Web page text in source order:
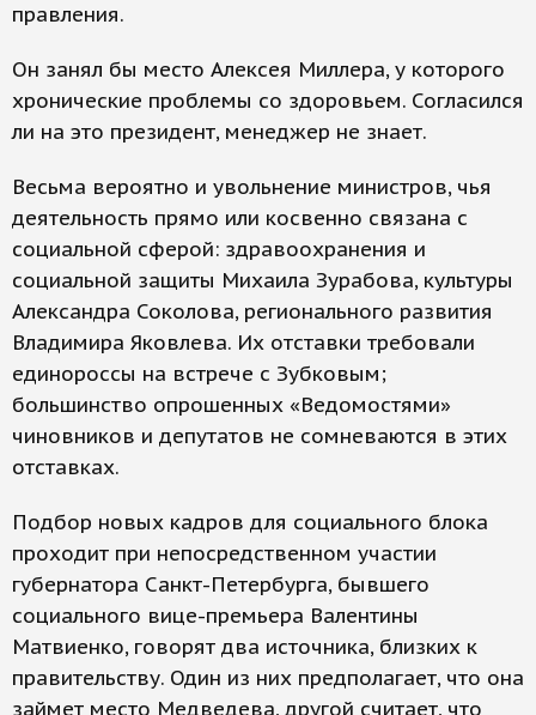
правления.
Он занял бы место Алексея Миллера, у которого
хронические проблемы со здоровьем. Согласился
ли на это президент, менеджер не знает.
Весьма вероятно и увольнение министров, чья
деятельность прямо или косвенно связана с
социальной сферой: здравоохранения и
социальной защиты Михаила Зурабова, культуры
Александра Соколова, регионального развития
Владимира Яковлева. Их отставки требовали
единороссы на встрече с Зубковым;
большинство опрошенных «Ведомостями»
чиновников и депутатов не сомневаются в этих
отставках.
Подбор новых кадров для социального блока
проходит при непосредственном участии
губернатора Санкт-Петербурга, бывшего
социального вице-премьера Валентины
Матвиенко, говорят два источника, близких к
правительству. Один из них предполагает, что она
займет место Медведева, другой считает, что